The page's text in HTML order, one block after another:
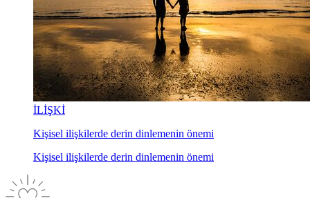
İLİŞKİ
Kişisel ilişkilerde derin dinlemenin önemi
Kişisel ilişkilerde derin dinlemenin önemi